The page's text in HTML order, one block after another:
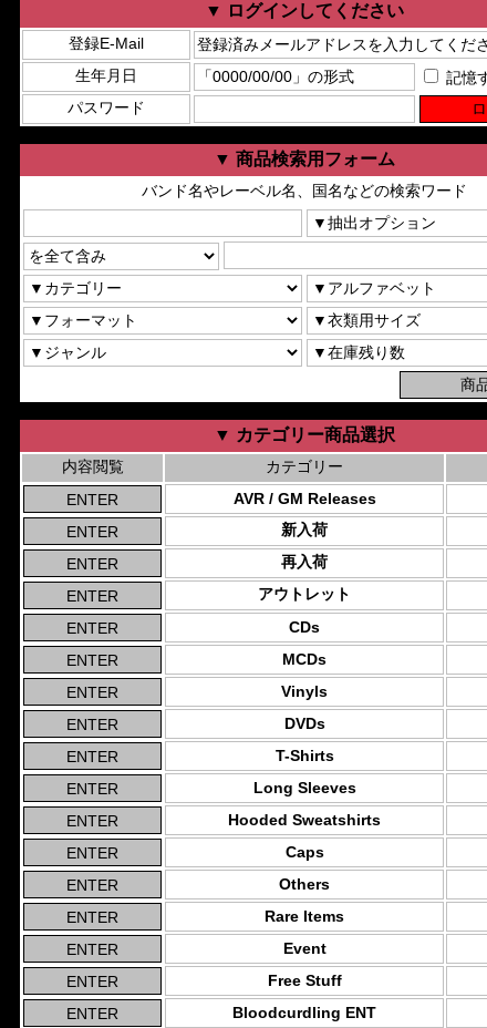
▼ ログインしてください
登録E-Mail
生年月日
記憶
パスワード
▼ 商品検索用フォーム
バンド名やレーベル名、国名などの検索ワード
▼ カテゴリー商品選択
内容閲覧 カテゴリー
AVR / GM Releases
新入荷
再入荷
アウトレット
CDs
MCDs
Vinyls
DVDs
T-Shirts
Long Sleeves
Hooded Sweatshirts
Caps
Others
Rare Items
Event
Free Stuff
Bloodcurdling ENT